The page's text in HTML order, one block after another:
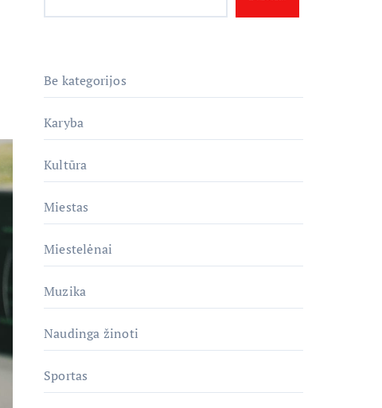
Be kategorijos
Karyba
Kultūra
Miestas
Miestelėnai
Muzika
Naudinga žinoti
Sportas